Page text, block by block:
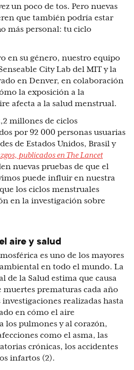
un poco de tos. Pero nuevas
que también podría estar
más personal: tu ciclo
en su género, nuestro equipo
City Lab del MIT y la
en Denver, en colaboración
la exposición a la
afecta a la salud menstrual.
millones de ciclos
por 92 000 personas usuarias
de Estados Unidos, Brasil y
publicados en The Lancet
nuevas pruebas de que el
puede influir en nuestra
los ciclos menstruales
en la investigación sobre
aire y salud
es uno de los mayores
en todo el mundo. La
de la Salud estima que causa
muertes prematuras cada año
investigaciones realizadas hasta
en cómo el aire
los pulmones y al corazón,
como el asma, las
crónicas, los accidentes
infartos (2).